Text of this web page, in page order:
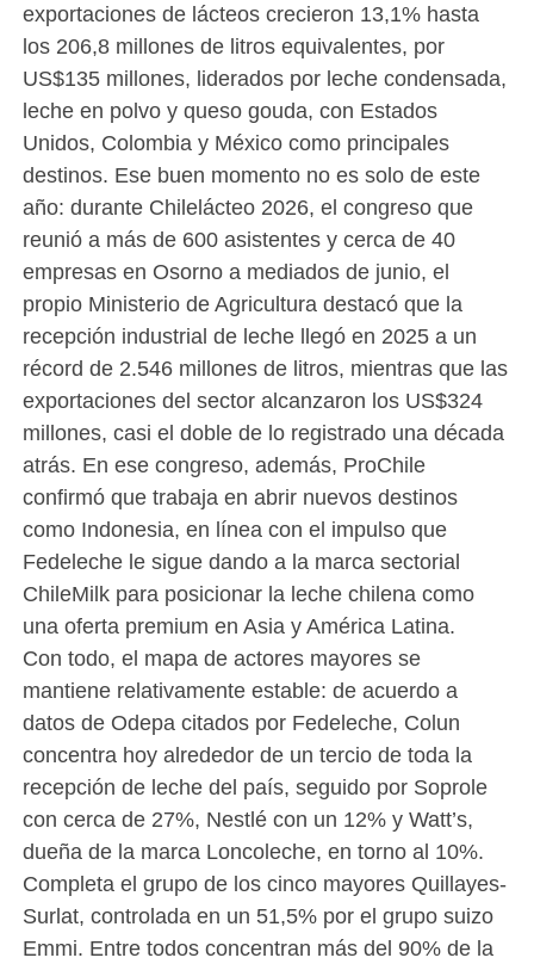
exportaciones de lácteos crecieron 13,1% hasta
los 206,8 millones de litros equivalentes, por
US$135 millones, liderados por leche condensada,
leche en polvo y queso gouda, con Estados
Unidos, Colombia y México como principales
destinos. Ese buen momento no es solo de este
año: durante Chilelácteo 2026, el congreso que
reunió a más de 600 asistentes y cerca de 40
empresas en Osorno a mediados de junio, el
propio Ministerio de Agricultura destacó que la
recepción industrial de leche llegó en 2025 a un
récord de 2.546 millones de litros, mientras que las
exportaciones del sector alcanzaron los US$324
millones, casi el doble de lo registrado una década
atrás. En ese congreso, además, ProChile
confirmó que trabaja en abrir nuevos destinos
como Indonesia, en línea con el impulso que
Fedeleche le sigue dando a la marca sectorial
ChileMilk para posicionar la leche chilena como
una oferta premium en Asia y América Latina.
Con todo, el mapa de actores mayores se
mantiene relativamente estable: de acuerdo a
datos de Odepa citados por Fedeleche, Colun
concentra hoy alrededor de un tercio de toda la
recepción de leche del país, seguido por Soprole
con cerca de 27%, Nestlé con un 12% y Watt’s,
dueña de la marca Loncoleche, en torno al 10%.
Completa el grupo de los cinco mayores Quillayes-
Surlat, controlada en un 51,5% por el grupo suizo
Emmi. Entre todos concentran más del 90% de la